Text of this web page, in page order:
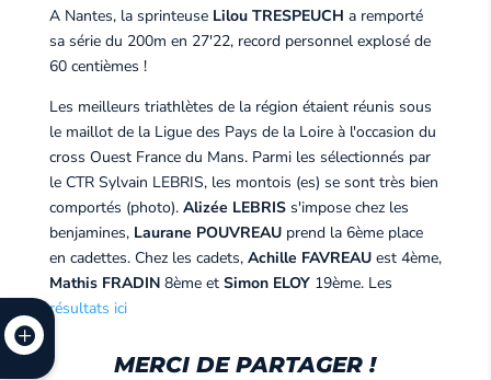
A Nantes, la sprinteuse Lilou TRESPEUCH a remporté
sa série du 200m en 27'22, record personnel explosé de
60 centièmes !
Les meilleurs triathlètes de la région étaient réunis sous
le maillot de la Ligue des Pays de la Loire à l'occasion du
cross Ouest France du Mans. Parmi les sélectionnés par
le CTR Sylvain LEBRIS, les montois (es) se sont très bien
comportés (photo). Alizée LEBRIS s'impose chez les
benjamines, Laurane POUVREAU prend la 6ème place
en cadettes. Chez les cadets, Achille FAVREAUest 4ème,
Mathis FRADIN8ème et Simon ELOY19ème. Les
résultats ici
MERCI DE PARTAGER !